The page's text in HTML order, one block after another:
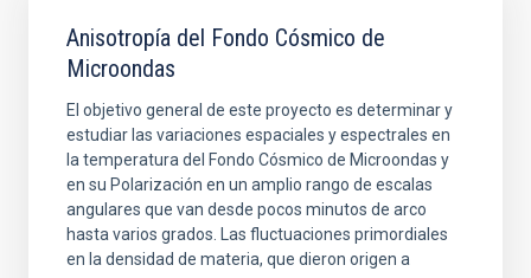
Anisotropía del Fondo Cósmico de
Microondas
El objetivo general de este proyecto es determinar y
estudiar las variaciones espaciales y espectrales en
la temperatura del Fondo Cósmico de Microondas y
en su Polarización en un amplio rango de escalas
angulares que van desde pocos minutos de arco
hasta varios grados. Las fluctuaciones primordiales
en la densidad de materia, que dieron origen a